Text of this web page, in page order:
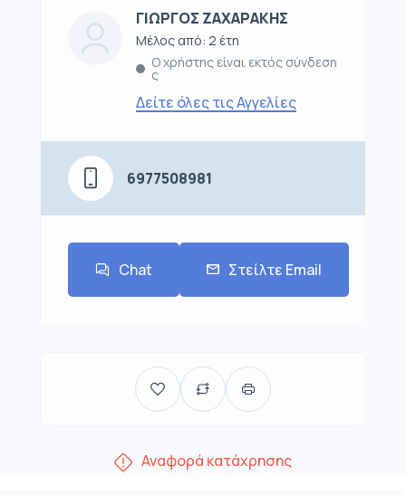
ΓΙΩΡΓΟΣ ΖΑΧΑΡΑΚΗΣ
Μέλος από: 2 έτη
Ο χρήστης είναι εκτός σύνδεση
ς
Δείτε όλες τις Αγγελίες
6977508981
Chat Στείλτε Email
Αναφορά κατάχρησης